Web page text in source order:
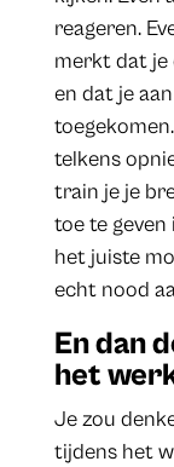
reageren.
merkt dat je
en dat je
telkens
train je je
toe te
het juiste
echt nood
En dan
het
Je zou
tijdens het